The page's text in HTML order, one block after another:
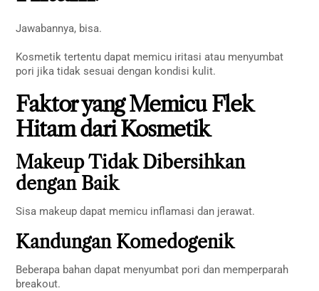
Jawabannya, bisa.
Kosmetik tertentu dapat memicu iritasi atau menyumbat
pori jika tidak sesuai dengan kondisi kulit.
Faktor yang Memicu Flek
Hitam dari Kosmetik
Makeup Tidak Dibersihkan
dengan Baik
Sisa makeup dapat memicu inflamasi dan jerawat.
Kandungan Komedogenik
Beberapa bahan dapat menyumbat pori dan memperparah
breakout.